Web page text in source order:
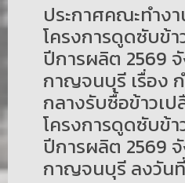
ประกาศคณะทำง
โครงการดูดซับข้
ปีการผลิต 2569
กาญจนบุรี เรื่อง
กลางรับซื้อข้าวเ
โครงการดูดซับข้
ปีการผลิต 2569
กาญจนบุรี ลงวัน